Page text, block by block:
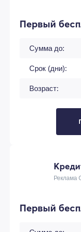
Первый
Сумма до:
Срок (дни):
Возраст:
Реклама
Первый